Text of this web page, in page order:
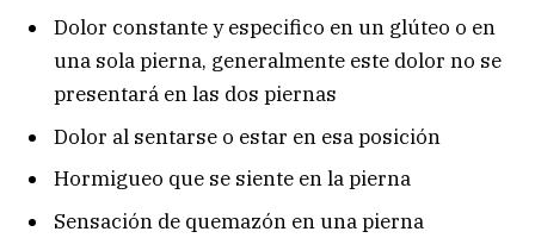
Dolor constante y especifico en un glúteo o en
una sola pierna, generalmente este dolor no se
presentará en las dos piernas
Dolor al sentarse o estar en esa posición
Hormigueo que se siente en la pierna
Sensación de quemazón en una pierna